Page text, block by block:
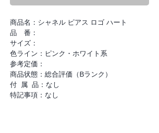
商品名：シャネル ピアス ロゴ ハート
品 番：
サイズ：
色ライン：ピンク・ホワイト系
参考定価：
商品状態：総合評価（Bランク）
付 属 品：なし
特記事項：なし